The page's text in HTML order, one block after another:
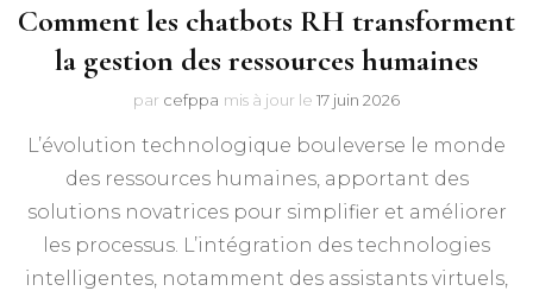
Comment les chatbots RH transforment
la gestion des ressources humaines
par cefppa mis à jour le 17 juin 2026
L’évolution technologique bouleverse le monde
des ressources humaines, apportant des
solutions novatrices pour simplifier et améliorer
les processus. L’intégration des technologies
intelligentes, notamment des assistants virtuels,